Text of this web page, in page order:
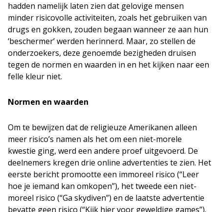
hadden namelijk laten zien dat gelovige mensen
minder risicovolle activiteiten, zoals het gebruiken van
drugs en gokken, zouden begaan wanneer ze aan hun
‘beschermer’ werden herinnerd. Maar, zo stellen de
onderzoekers, deze genoemde bezigheden druisen
tegen de normen en waarden in en het kijken naar een
felle kleur niet.
Normen en waarden
Om te bewijzen dat de religieuze Amerikanen alleen
meer risico’s namen als het om een niet-morele
kwestie ging, werd een andere proef uitgevoerd. De
deelnemers kregen drie online advertenties te zien. Het
eerste bericht promootte een immoreel risico (“Leer
hoe je iemand kan omkopen”), het tweede een niet-
moreel risico (“Ga skydiven”) en de laatste advertentie
bevatte geen risico (“Kijk hier voor geweldige games”).